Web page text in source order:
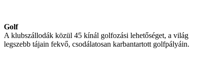
Golf
A klubszállodák közül 45 kínál golfozási lehetőséget, a világ
legszebb tájain fekvő, csodálatosan karbantartott golfpályáin.